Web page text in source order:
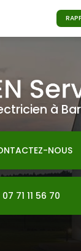
à
NOUS
07 71 11 56 70